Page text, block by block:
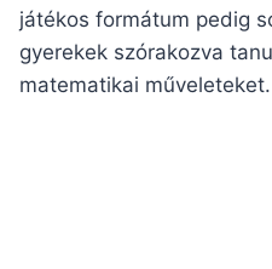
játékos formátum pedig
gyerekek szórakozva
matematikai műveleteket.